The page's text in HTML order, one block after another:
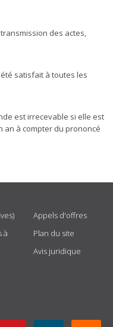
des actes,
satisfait à toutes les
est irrecevable si elle est
à compter du prononcé
à
Appels d'offres
Plan du site
Avis juridique